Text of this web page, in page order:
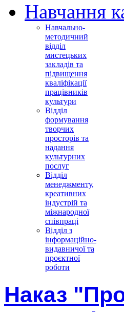
Навчання
Навчально-
методичний
відділ
мистецьких
закладів та
підвищення
кваліфікації
працівників
культури
Відділ
формування
творчих
просторів та
надання
культурних
послуг
Відділ
менеджменту,
креативних
індустрій та
міжнародної
співпраці
Відділ з
інформаційно-
видавничої та
проєктної
роботи
Наказ